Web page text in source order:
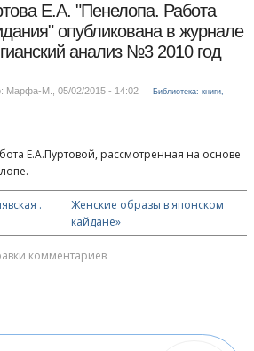
Е.А. "Пенелопа. Работа
опубликована в журнале
анализ №3 2010 год
Марфа-М., 05/02/2015 - 14:02
Библиотека: книги,
Е.А.Пуртовой, рассмотренная на основе
.
Женские образы в японском
кайдане»
комментариев